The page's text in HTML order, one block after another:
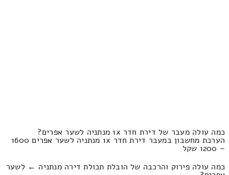
כמה עולה מעבר של דירת חדר 1x מנתניה לשער אפרים?
הערכת מחשבון במעבר דירת חדר 1x מנתניה לשער אפרים 1600
– 1200 שקל
כמה עולה פירוק והרכבה של הובלת תכולת דירה מנתניה ← לשער